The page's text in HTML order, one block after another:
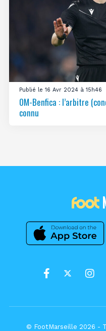
Publié le 16 Avr 2024 à 15h46
OM-Benfica : l’arbitre
connu
© FootMarseille 2026 -